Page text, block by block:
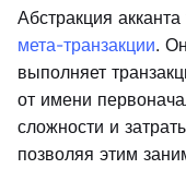
Абстракция
мета-транзакции.
выполняет
от имени
сложности и
позволяя этим